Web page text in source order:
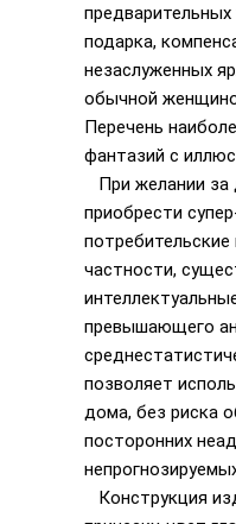
подарка,
незаслуженных
обычной
Перечень
фантазий с
При желании за
приобрести
частности,
превышающего
позволяет
дома, без риска
посторонних
Конструкция